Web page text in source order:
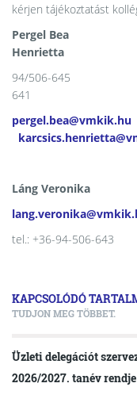
kérjen tájékoztatást
Pergel
Henrietta
94/506-
641
pergel.bea@vmkik.hu
Láng
tel.: +36-94-506-643
KAPCSOLÓDÓ
TUDJON MEG TÖBBET.
Üzleti delegációt
2026/2027. tanév rendje